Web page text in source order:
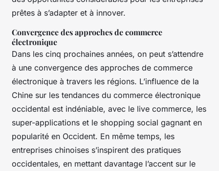
prêtes à s’adapter et à innover.
Convergence des approches de commerce
électronique
Dans les cinq prochaines années, on peut s’attendre
à une convergence des approches de commerce
électronique à travers les régions. L’influence de la
Chine sur les tendances du commerce électronique
occidental est indéniable, avec le live commerce, les
super-applications et le shopping social gagnant en
popularité en Occident. En même temps, les
entreprises chinoises s’inspirent des pratiques
occidentales, en mettant davantage l’accent sur le